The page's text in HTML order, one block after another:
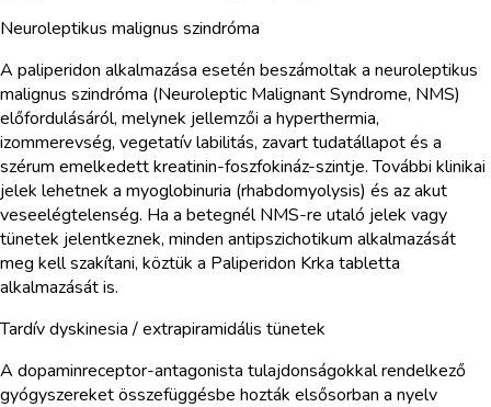
Neuroleptikus malignus szindróma
A paliperidon alkalmazása esetén beszámoltak a neuroleptikus
malignus szindróma (Neuroleptic Malignant Syndrome, NMS)
előfordulásáról, melynek jellemzői a hyperthermia,
izommerevség, vegetatív labilitás, zavart tudatállapot és a
szérum emelkedett kreatinin-foszfokináz-szintje. További klinikai
jelek lehetnek a myoglobinuria (rhabdomyolysis) és az akut
veseelégtelenség. Ha a betegnél NMS-re utaló jelek vagy
tünetek jelentkeznek, minden antipszichotikum alkalmazását
meg kell szakítani, köztük a Paliperidon Krka tabletta
alkalmazását is.
Tardív dyskinesia / extrapiramidális tünetek
A dopaminreceptor-antagonista tulajdonságokkal rendelkező
gyógyszereket összefüggésbe hozták elsősorban a nyelv